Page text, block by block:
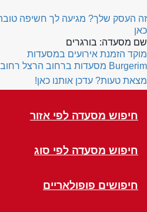
זה העסק שלך? מגיעה לך חשיפה
כאן
שם מסעדה: בורגרים
מוקד הזמנת אירועים במסעדות
Burgerim מסעדות ברחוב הרצל
מצאת טעות? עדכן אותנו כאן!
חיפוש מסעדה לפי אזור
חיפוש מסעדה לפי סוג
חיפושים פופולאריים